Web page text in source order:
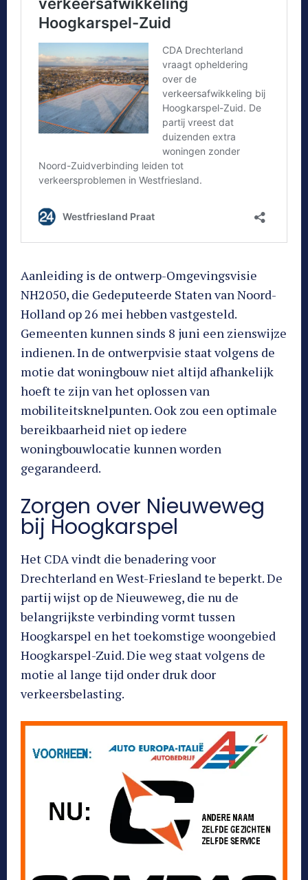
Aanleiding is de ontwerp-Omgevingsvisie
NH2050, die Gedeputeerde Staten van Noord-
Holland op 26 mei hebben vastgesteld.
Gemeenten kunnen sinds 8 juni een zienswijze
indienen. In de ontwerpvisie staat volgens de
motie dat woningbouw niet altijd afhankelijk
hoeft te zijn van het oplossen van
mobiliteitsknelpunten. Ook zou een optimale
bereikbaarheid niet op iedere
woningbouwlocatie kunnen worden
gegarandeerd.
Zorgen over Nieuweweg
bij Hoogkarspel
Het CDA vindt die benadering voor
Drechterland en West-Friesland te beperkt. De
partij wijst op de Nieuweweg, die nu de
belangrijkste verbinding vormt tussen
Hoogkarspel en het toekomstige woongebied
Hoogkarspel-Zuid. Die weg staat volgens de
motie al lange tijd onder druk door
verkeersbelasting.